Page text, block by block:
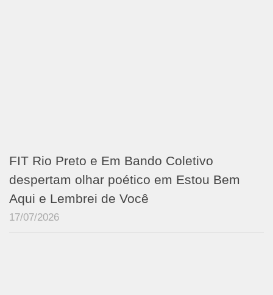
FIT Rio Preto e Em Bando Coletivo
despertam olhar poético em Estou Bem
Aqui e Lembrei de Você
17/07/2026